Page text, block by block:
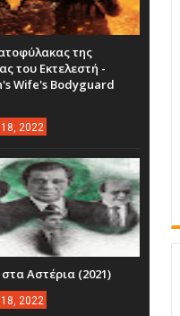
της
του Εκτελεστή -
Wife's Bodyguard
18, 2022
στα Αστέρια (2021)
18, 2022